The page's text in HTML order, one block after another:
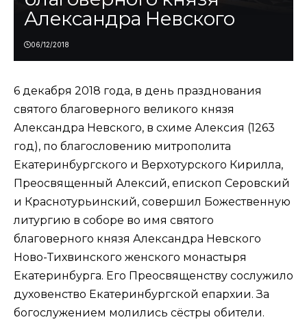
Александра Невского
06/12/2018
6 декабря 2018 года, в день празднования
святого благоверного великого князя
Александра Невского, в схиме Алексия (1263
год), по благословению митрополита
Екатеринбургского и Верхотурского Кирилла,
Преосвященный Алексий, епископ Серовский
и Краснотурьинский, совершил Божественную
литургию в соборе во имя святого
благоверного князя Александра Невского
Ново-Тихвинского женского монастыря
Екатеринбурга. Его Преосвященству сослужило
духовенство Екатеринбургской епархии. За
богослужением молились сёстры обители.